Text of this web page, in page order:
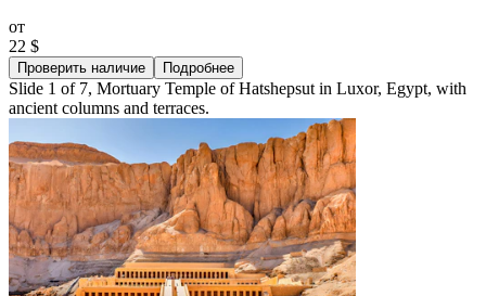
от
22 $
Проверить наличие Подробнее
Slide 1 of 7, Mortuary Temple of Hatshepsut in Luxor, Egypt, with
ancient columns and terraces.